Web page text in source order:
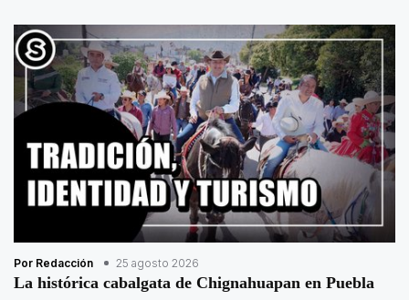
Por Redacción 25 agosto 2026
La histórica cabalgata de Chignahuapan en Puebla